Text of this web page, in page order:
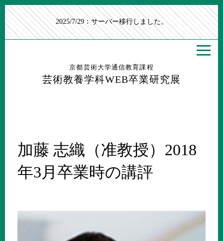
2025/7/29：サーバー移行しました。
京都芸術大学通信教育課程
芸術教養学科WEB卒業研究展
加藤 志織（准教授）2018
年3月卒業時の講評